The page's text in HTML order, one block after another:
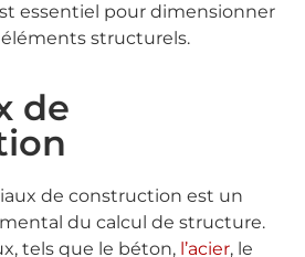
essentiel pour dimensionner
structurels.
de
de construction est un
du calcul de structure.
tels que le béton, l’acier, le